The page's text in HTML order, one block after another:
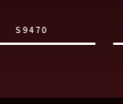
S9470